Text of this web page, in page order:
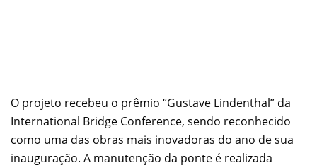
O projeto recebeu o prêmio “Gustave Lindenthal” da
International Bridge Conference, sendo reconhecido
como uma das obras mais inovadoras do ano de sua
inauguração. A manutenção da ponte é realizada